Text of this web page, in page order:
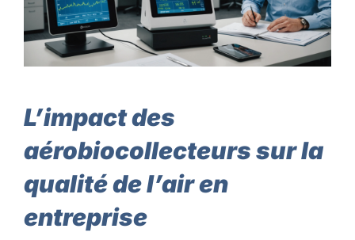
L’impact des
aérobiocollecteurs sur la
qualité de l’air en
entreprise